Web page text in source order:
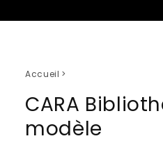
Accueil >
CARA
modèle